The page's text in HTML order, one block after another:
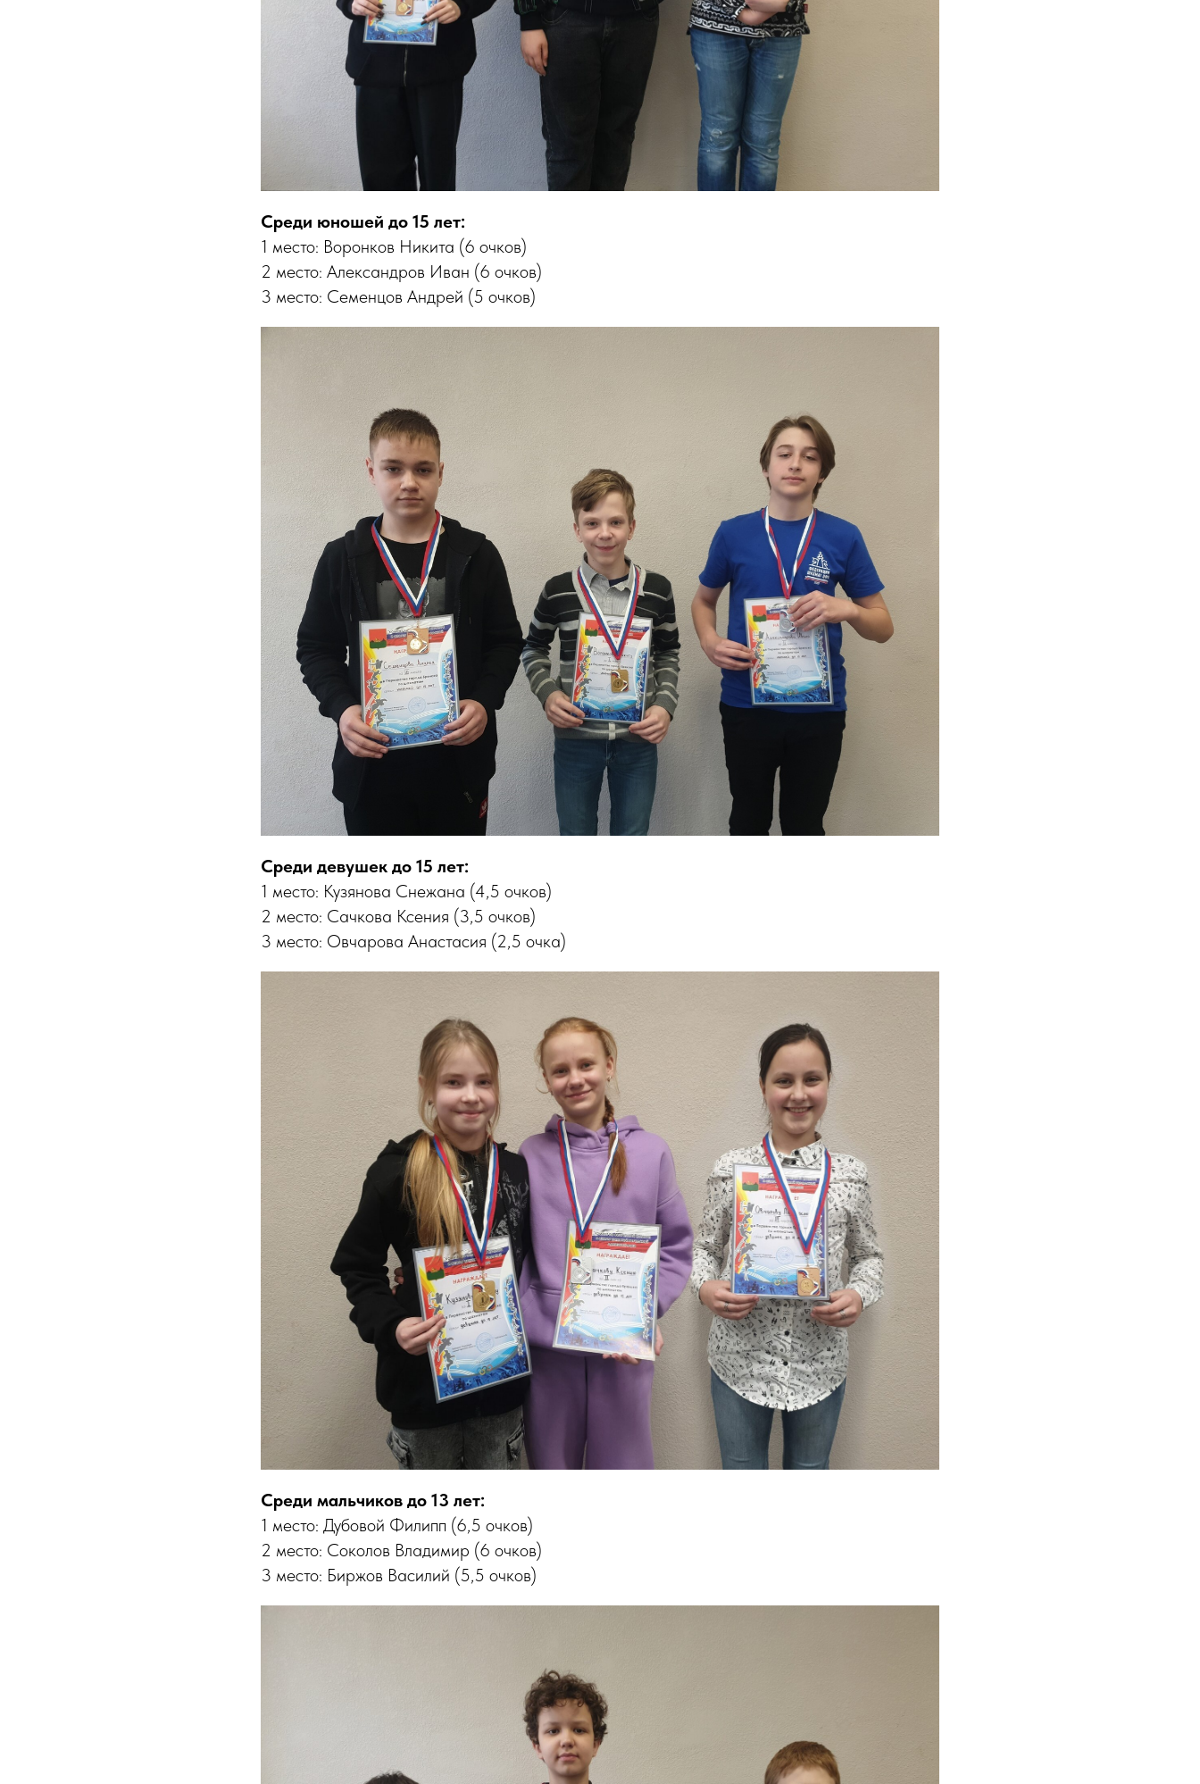
Среди юношей до 15 лет:
1 место: Воронков Никита (6 очков)
2 место: Александров Иван (6 очков)
3 место: Семенцов Андрей (5 очков)
Среди девушек до 15 лет:
1 место: Кузянова Снежана (4,5 очков)
2 место: Сачкова Ксения (3,5 очков)
3 место: Овчарова Анастасия (2,5 очка)
Среди мальчиков до 13 лет:
1 место: Дубовой Филипп (6,5 очков)
2 место: Соколов Владимир (6 очков)
3 место: Биржов Василий (5,5 очков)